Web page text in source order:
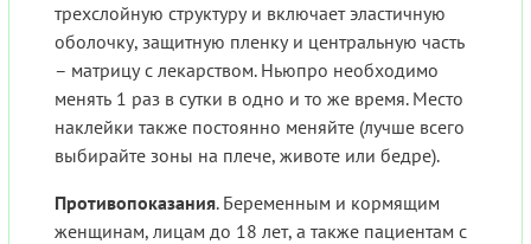
трехслойную структуру и включает эластичную
оболочку, защитную пленку и центральную часть
– матрицу с лекарством. Ньюпро необходимо
менять 1 раз в сутки в одно и то же время. Место
наклейки также постоянно меняйте (лучше всего
выбирайте зоны на плече, животе или бедре).
Противопоказания. Беременным и кормящим
женщинам, лицам до 18 лет, а также пациентам с